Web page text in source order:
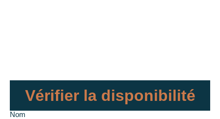
Vérifier la disponibilité
Nom